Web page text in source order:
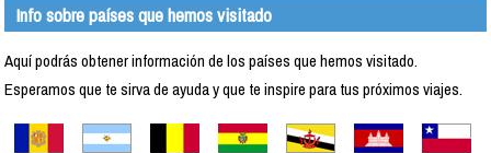
Info sobre países que hemos visitado
Aquí podrás obtener información de los países que hemos visitado.
Esperamos que te sirva de ayuda y que te inspire para tus próximos viajes.